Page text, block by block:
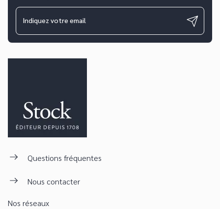
Indiquez votre email
Questions fréquentes
Nous contacter
Nos réseaux